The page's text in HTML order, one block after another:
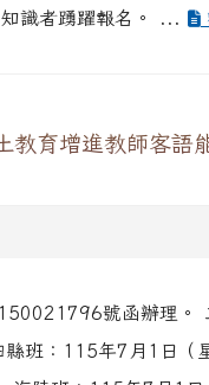
識者踴躍報名。 ...
教育增進教師客語
號函辦理。
班：115年7月1日（